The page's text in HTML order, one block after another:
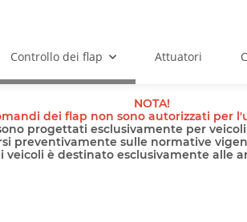
Controllo dei flap Attuatori
NOTA!
dei flap non sono autorizzati per
progettati esclusivamente per
preventivamente sulle normative
veicoli è destinato esclusivamente alle